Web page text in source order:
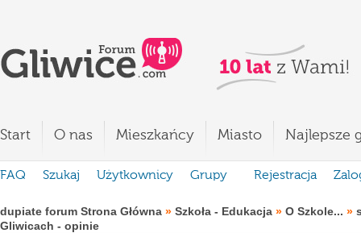
Start O nas Mieszkańcy Miasto Najlepsze
FAQ Szukaj Użytkownicy Grupy Rejestracja
dupiate forum Strona Główna » Szkoła - Edukacja » O Szkole... »
Gliwicach - opinie